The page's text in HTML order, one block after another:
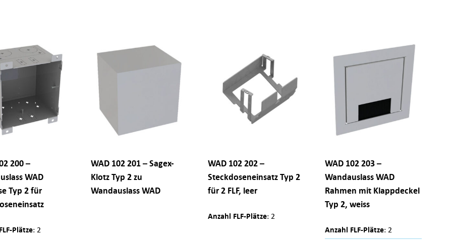
200 –
WAD
Typ 2 für
Plätze: 2
WAD 102 201 – Sagex-
Klotz Typ 2 zu
Wandauslass WAD
WAD 102 202 –
Steckdoseneinsatz Typ 2
für 2 FLF, leer
Anzahl FLF-Plätze: 2
WAD 102 203 –
Wandauslass WAD
Rahmen mit Klappdeckel
Typ 2, weiss
Anzahl FLF-Plätze: 2